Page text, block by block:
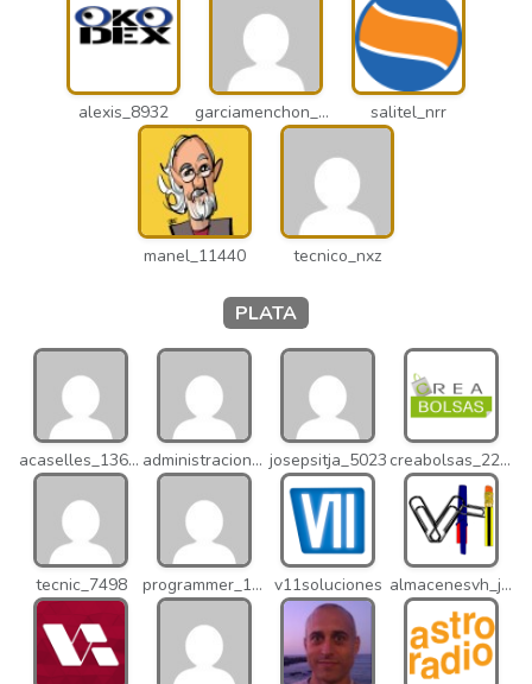
alexis_8932 garciamenchon_puz salitel_nrr
manel_11440 tecnico_nxz
PLATA
acaselles_13670 administracion_nhd josepsitja_5023 creabolsas_22110
tecnic_7498 programmer_12837 v11soluciones almacenesvh_jo2